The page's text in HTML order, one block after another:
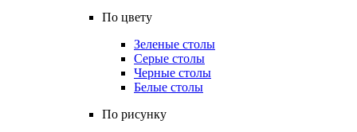
По цвету
Зеленые столы
Серые столы
Черные столы
Белые столы
По рисунку